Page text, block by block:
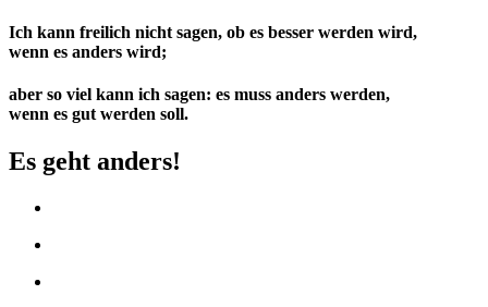
Ich kann freilich nicht sagen, ob es besser werden wird,
wenn es anders wird;
aber so viel kann ich sagen: es muss anders werden,
wenn es gut werden soll.
Es geht anders!